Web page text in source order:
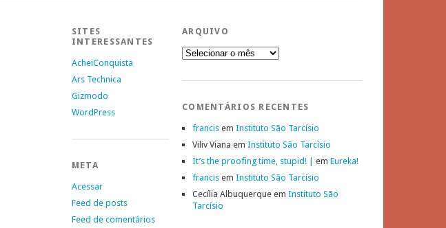
SITES
INTERESSANTES
AcheiConquista
Ars Technica
Gizmodo
WordPress
META
Acessar
Feed de posts
Feed de comentários
ARQUIVO
Arquivo
COMENTÁRIOS RECENTES
francis em Instituto São Tarcísio
Viliv Viana em Instituto São Tarcísio
It’s the proofing time, stupid! |
em Eureka!
francis em Instituto São Tarcísio
Cecília Albuquerque em Instituto São
Tarcísio